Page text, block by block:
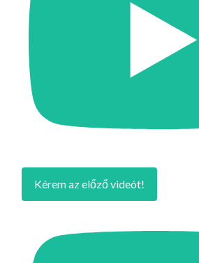
Kérem az előző videót!